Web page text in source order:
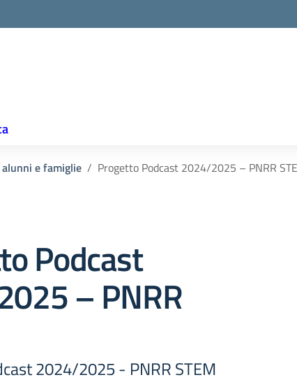
e famiglie Progetto Podcast 2024/2025 – PNRR
Podcast
– PNRR
2024/2025 - PNRR STEM